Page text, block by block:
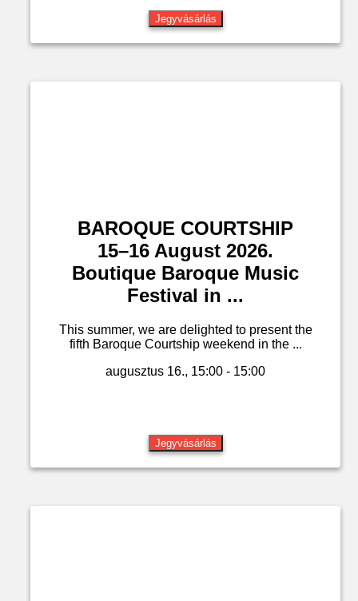
Jegyvásárlás
BAROQUE COURTSHIP
15–16 August 2026.
Boutique Baroque Music
Festival in ...
This summer, we are delighted to present the
fifth Baroque Courtship weekend in the ...
augusztus 16., 15:00 - 15:00
Jegyvásárlás